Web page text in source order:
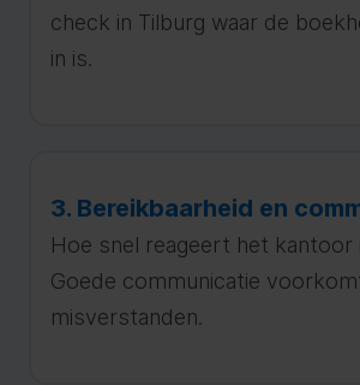
check in Tilburg waar de
in is.
3. Bereikbaarheid en
Hoe snel reageert het kantoor
Goede communicatie
misverstanden.